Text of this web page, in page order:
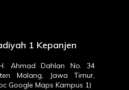
1 Kepanjen
Ahmad Dahlan No. 34
Malang, Jawa Timur,
Google Maps Kampus 1)